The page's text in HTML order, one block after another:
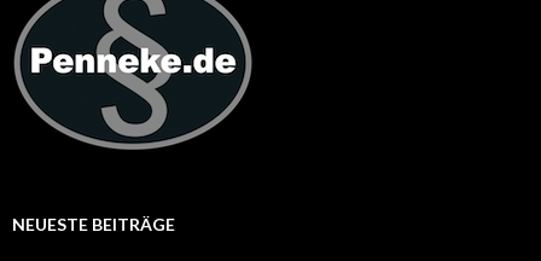
NEUESTE BEITRÄGE